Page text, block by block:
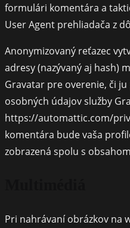
formulári komentára a
User Agent prehliadača z
Anonymizovaný reťazec
adresy (nazývaný aj hash)
Gravatar pre overenie, či
osobných údajov služby
https://automattic.com/
komentára bude vaša
zobrazená spolu s
Pri nahrávaní obrázkov na